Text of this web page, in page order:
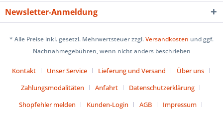
Newsletter-Anmeldung
* Alle Preise inkl. gesetzl. Mehrwertsteuer zzgl.Versandkosten und ggf.
Nachnahmegebühren, wenn nicht anders beschrieben
Kontakt Unser Service Lieferung und Versand
Über uns
Zahlungsmodalitäten
Anfahrt
Datenschutzerklärung
Shopfehler melden
Kunden-Login AGB Impressum